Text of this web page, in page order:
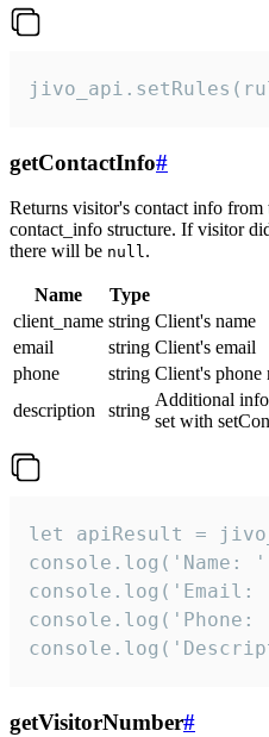
getContactInfo#
Returns visitor's contact info from
contact_info structure. If visitor
there will be null.
Name Type
client_name string Client's name
email
string Client's email
phone
string Client's phone
description
string
Additional
set with
let apiResult =
console.log('Name:
getVisitorNumber#